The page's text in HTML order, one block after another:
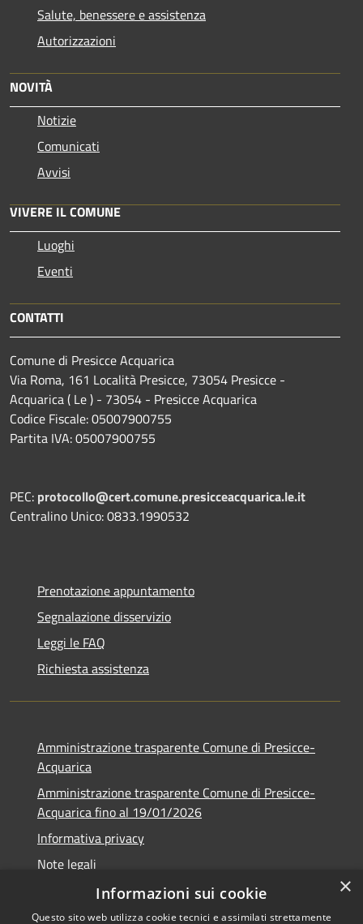
Salute, benessere e assistenza
Autorizzazioni
NOVITÀ
Notizie
Comunicati
Avvisi
VIVERE IL COMUNE
Luoghi
Eventi
CONTATTI
Comune di Presicce Acquarica
Via Roma, 161 Località Presicce, 73054 Presicce -
Acquarica ( Le ) - 73054 - Presicce Acquarica
Codice Fiscale: 05007900755
Partita IVA: 05007900755
PEC: protocollo@cert.comune.presicceacquarica.le.it
Centralino Unico: 0833.1990532
Prenotazione appuntamento
Segnalazione disservizio
Leggi le FAQ
Richiesta assistenza
Amministrazione trasparente Comune di Presicce-
Acquarica
Amministrazione trasparente Comune di Presicce-
Acquarica fino al 19/01/2026
Informativa privacy
Note legali
Dichiarazione di accessibilità
×
Informazioni sui cookie
Questo sito web utilizza cookie tecnici e assimilati strettamente